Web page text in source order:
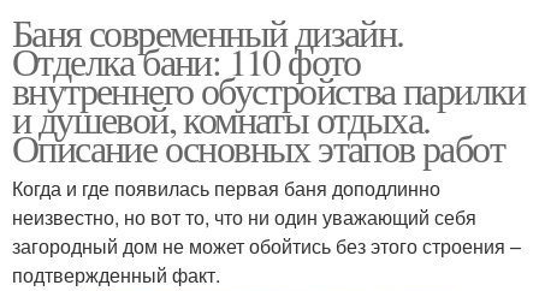
Баня современный дизайн.
Отделка бани: 110 фото
внутреннего обустройства парилки
и душевой, комнаты отдыха.
Описание основных этапов работ
Когда и где появилась первая баня доподлинно
неизвестно, но вот то, что ни один уважающий себя
загородный дом не может обойтись без этого строения –
подтвержденный факт.